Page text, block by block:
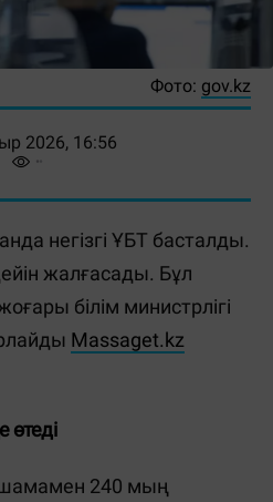
Фото: gov.kz
2026, 16:56
негізгі ҰБТ басталды.
жалғасады. Бұл
білім министрлігі
Massaget.kz
өтеді
шамамен 240 мың